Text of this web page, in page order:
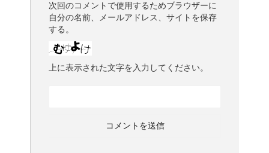
次回のコメントで使用するためブラウザーに
自分の名前、メールアドレス、サイトを保存
する。
上に表示された文字を入力してください。